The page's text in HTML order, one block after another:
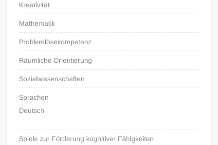
Kreativität
Mathematik
Problemlösekompetenz
Räumliche Orientierung
Sozialwissenschaften
Sprachen
Deutsch
Spiele zur Förderung kognitiver Fähigkeiten